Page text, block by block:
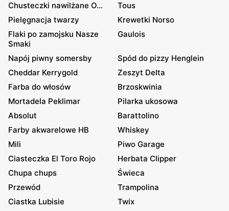
Chusteczki nawilżane O...
Tous
Pielęgnacja twarzy
Krewetki Norso
Flaki po zamojsku Nasze
Smaki
Gaulois
Napój piwny somersby
Spód do pizzy Henglein
Cheddar Kerrygold
Zeszyt Delta
Farba do włosów
Brzoskwinia
Mortadela Peklimar
Pilarka ukosowa
Absolut
Barattolino
Farby akwarelowe HB
Whiskey
Mili
Piwo Garage
Ciasteczka El Toro Rojo
Herbata Clipper
Chupa chups
Świeca
Przewód
Trampolina
Ciastka Lubisie
Twix